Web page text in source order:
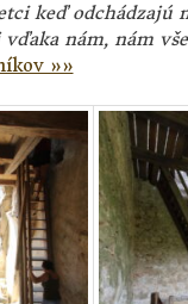
keď odchádzajú
nám, nám
»»